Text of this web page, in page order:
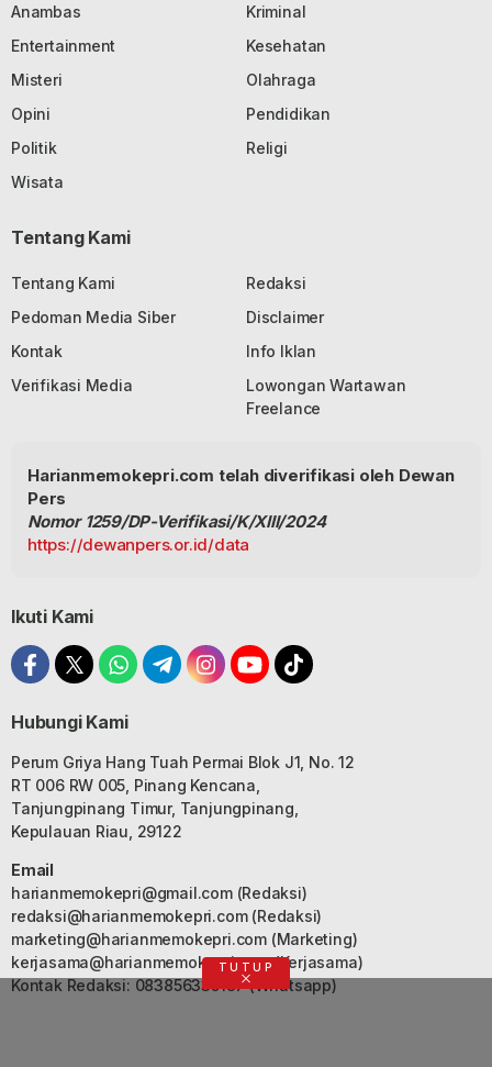
Anambas
Kriminal
Entertainment
Kesehatan
Misteri
Olahraga
Opini
Pendidikan
Politik
Religi
Wisata
Tentang Kami
Tentang Kami
Redaksi
Pedoman Media Siber
Disclaimer
Kontak
Info Iklan
Verifikasi Media
Lowongan Wartawan
Freelance
Harianmemokepri.com telah diverifikasi oleh Dewan
Pers
Nomor 1259/DP-Verifikasi/K/XIII/2024
https://dewanpers.or.id/data
Ikuti Kami
Hubungi Kami
Perum Griya Hang Tuah Permai Blok J1, No. 12
RT 006 RW 005, Pinang Kencana,
Tanjungpinang Timur, Tanjungpinang,
Kepulauan Riau, 29122
Email
harianmemokepri@gmail.com(Redaksi)
redaksi@harianmemokepri.com(Redaksi)
marketing@harianmemokepri.com(Marketing)
kerjasama@harianmemokepri.com(Kerjasama)
Kontak Redaksi: 083856335187 (Whatsapp)
TUTUP